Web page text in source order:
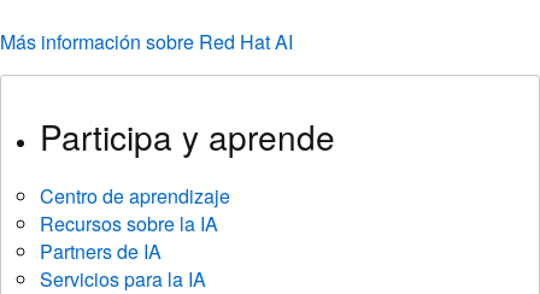
Más información sobre Red Hat AI
Participa y aprende
Centro de aprendizaje
Recursos sobre la IA
Partners de IA
Servicios para la IA